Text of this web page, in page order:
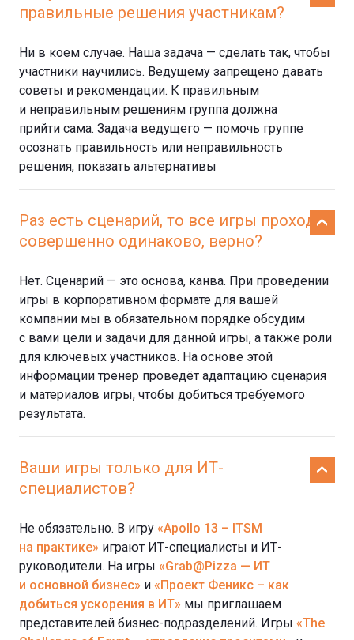
правильные решения участникам?
Ни в коем случае. Наша задача — сделать так, чтобы
участники научились. Ведущему запрещено давать
советы и рекомендации. К правильным
и неправильным решениям группа должна
прийти сама. Задача ведущего — помочь группе
осознать правильность или неправильность
решения, показать альтернативы
Раз есть сценарий, то все игры проходят
совершенно одинаково, верно?
Нет. Сценарий — это основа, канва. При проведении
игры в корпоративном формате для вашей
компании мы в обязательном порядке обсудим
с вами цели и задачи для данной игры, а также роли
для ключевых участников. На основе этой
информации тренер проведёт адаптацию сценария
и материалов игры, чтобы добиться требуемого
результата.
Ваши игры только для ИТ-
специалистов?
Не обязательно. В игру «Apollo 13 – ITSM
на практике» играют ИТ-специалисты и ИТ-
руководители. На игры «Grab@Pizza — ИТ
и основной бизнес» и «Проект Феникс – как
добиться ускорения в ИТ» мы приглашаем
представителей бизнес-подразделений. Игры «The